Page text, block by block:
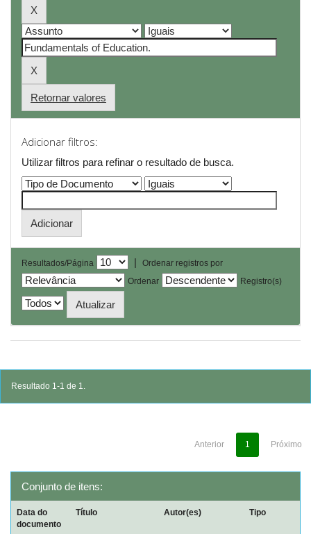
Retornar valores
Adicionar filtros:
Utilizar filtros para refinar o resultado de busca.
Resultados/Página |
Ordenar registros por
Ordenar
Registro(s)
Resultado 1-1 de 1.
Anterior 1 Próximo
Conjunto de itens:
Data do
documento
Título Autor(es) Tipo